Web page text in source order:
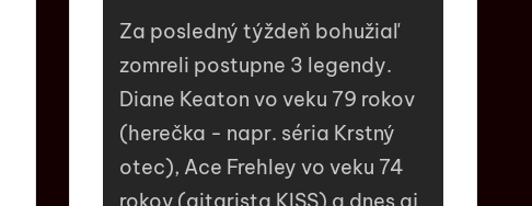
Za posledný týždeň bohužiaľ
zomreli postupne 3 legendy.
Diane Keaton vo veku 79 rokov
(herečka - napr. séria Krstný
otec), Ace Frehley vo veku 74
rokov (gitarista KISS) a dnes aj